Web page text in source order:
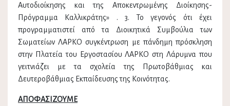
Αυτοδιοίκησης και της Αποκεντρωμένης Διοίκησης-
Πρόγραμμα Καλλικράτης» . 3. Το γεγονός ότι έχει
προγραμματιστεί από τα Διοικητικά Συμβούλια των
Σωματείων ΛΑΡΚΟ συγκέντρωση με πάνδημη πρόσκληση
στην Πλατεία του Εργοστασίου ΛΑΡΚΟ στη Λάρυμνα που
γειτνιάζει με τα σχολεία της Πρωτοβάθμιας και
Δευτεροβάθμιας Εκπαίδευσης της Κοινότητας.
ΑΠΟΦΑΣΙΖΟΥΜΕ